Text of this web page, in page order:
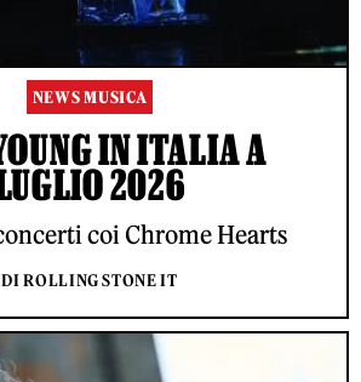
NEWS MUSICA
IN ITALIA A
2026
coi Chrome Hearts
DI ROLLING STONE IT